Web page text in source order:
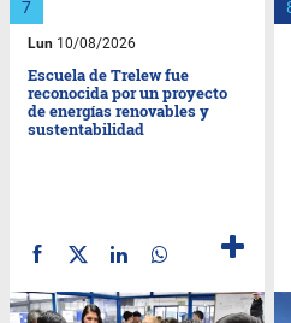
Lun 10/08/2026
Escuela de Trelew fue
reconocida por un proyecto
de energías renovables y
sustentabilidad